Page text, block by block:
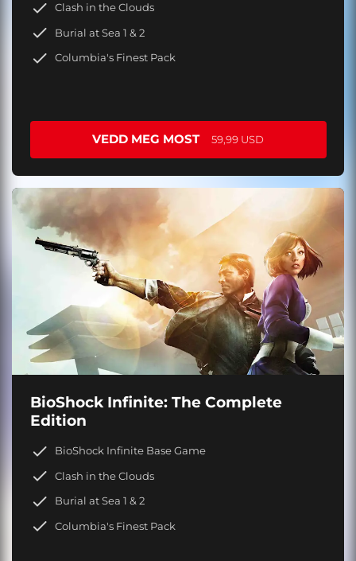
Clash in the Clouds
Burial at Sea 1 & 2
Columbia's Finest Pack
VEDD MEG MOST 59,99 USD
BioShock Infinite: The Complete
Edition
BioShock Infinite Base Game
Clash in the Clouds
Burial at Sea 1 & 2
Columbia's Finest Pack